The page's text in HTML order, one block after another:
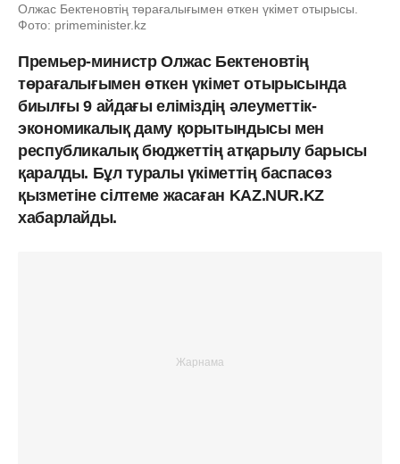
Олжас Бектеновтің төрағалығымен өткен үкімет отырысы.
Фото: primeminister.kz
Премьер-министр Олжас Бектеновтің
төрағалығымен өткен үкімет отырысында
биылғы 9 айдағы еліміздің әлеуметтік-
экономикалық даму қорытындысы мен
республикалық бюджеттің атқарылу барысы
қаралды. Бұл туралы үкіметтің баспасөз
қызметіне сілтеме жасаған KAZ.NUR.KZ
хабарлайды.